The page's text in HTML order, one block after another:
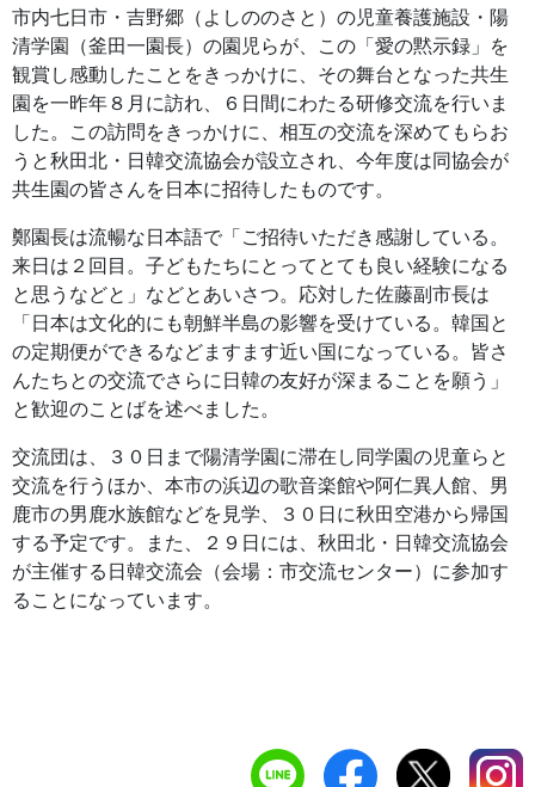
市内七日市・吉野郷（よしののさと）の児童養護施設・陽
清学園（釜田一園長）の園児らが、この「愛の黙示録」を
観賞し感動したことをきっかけに、その舞台となった共生
園を一昨年８月に訪れ、６日間にわたる研修交流を行いま
した。この訪問をきっかけに、相互の交流を深めてもらお
うと秋田北・日韓交流協会が設立され、今年度は同協会が
共生園の皆さんを日本に招待したものです。
鄭園長は流暢な日本語で「ご招待いただき感謝している。
来日は２回目。子どもたちにとってとても良い経験になる
と思うなどと」などとあいさつ。応対した佐藤副市長は
「日本は文化的にも朝鮮半島の影響を受けている。韓国と
の定期便ができるなどますます近い国になっている。皆さ
んたちとの交流でさらに日韓の友好が深まることを願う」
と歓迎のことばを述べました。
交流団は、３０日まで陽清学園に滞在し同学園の児童らと
交流を行うほか、本市の浜辺の歌音楽館や阿仁異人館、男
鹿市の男鹿水族館などを見学、３０日に秋田空港から帰国
する予定です。また、２９日には、秋田北・日韓交流協会
が主催する日韓交流会（会場：市交流センター）に参加す
ることになっています。